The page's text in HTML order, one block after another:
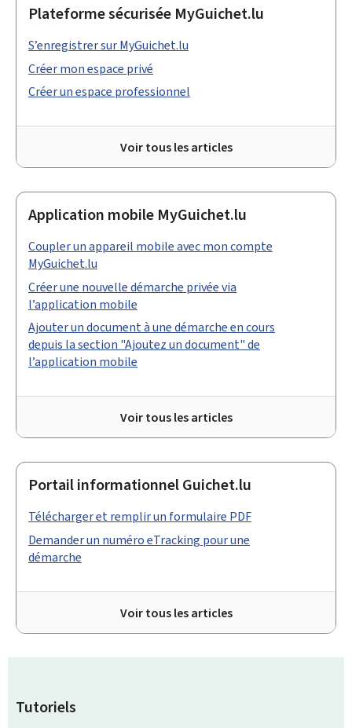
Plateforme sécurisée MyGuichet.lu
Voir tous les articles
S’enregistrer sur MyGuichet.lu
Créer mon espace privé
Créer un espace professionnel
Application mobile MyGuichet.lu
Voir tous les articles
Coupler un appareil mobile avec mon compte
MyGuichet.lu
Créer une nouvelle démarche privée via
l’application mobile
Ajouter un document à une démarche en cours
depuis la section "Ajoutez un document" de
l’application mobile
Portail informationnel Guichet.lu
Voir tous les articles
Télécharger et remplir un formulaire PDF
Demander un numéro eTracking pour une
démarche
Tutoriels